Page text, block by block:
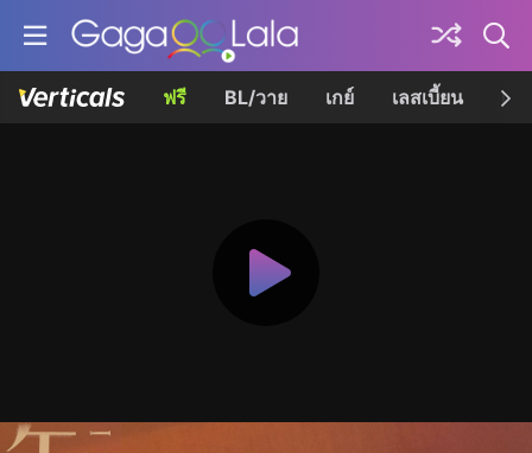
ฟรี BL/วาย เกย์ เลสเบี้ยน เค